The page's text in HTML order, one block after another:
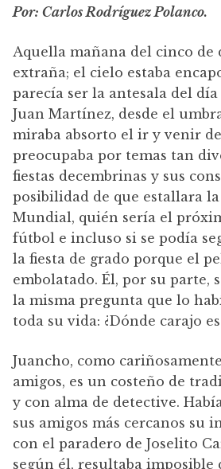
Por: Carlos Rodríguez Polanco.
Aquella mañana del cinco de
extraña; el cielo estaba
parecía ser la antesala del día
Juan Martínez, desde el
miraba absorto el ir y venir
preocupaba por temas tan
fiestas decembrinas y sus
posibilidad de que estallara
Mundial, quién sería el
fútbol e incluso si se podía
la fiesta de grado porque el
embolatado. Él, por su parte,
la misma pregunta que lo
toda su vida: ¿Dónde carajo
Juancho, como
amigos, es un costeño de
y con alma de detective.
sus amigos más cercanos su
con el paradero de Joselito
según él, resultaba imposible